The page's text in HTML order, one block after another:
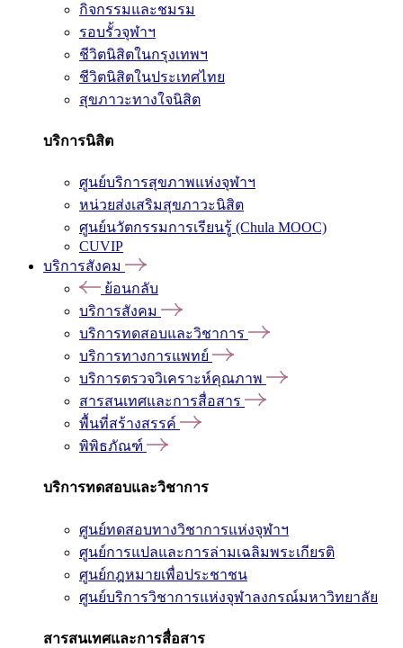
กิจกรรมและชมรม
รอบรั้วจุฬาฯ
ชีวิตนิสิตในกรุงเทพฯ
ชีวิตนิสิตในประเทศไทย
สุขภาวะทางใจนิสิต
บริการนิสิต
ศูนย์บริการสุขภาพแห่งจุฬาฯ
หน่วยส่งเสริมสุขภาวะนิสิต
ศูนย์นวัตกรรมการเรียนรู้ (Chula MOOC)
CUVIP
บริการสังคม
ย้อนกลับ
บริการสังคม
บริการทดสอบและวิชาการ
บริการทางการแพทย์
บริการตรวจวิเคราะห์คุณภาพ
สารสนเทศและการสื่อสาร
พื้นที่สร้างสรรค์
พิพิธภัณฑ์
บริการทดสอบและวิชาการ
ศูนย์ทดสอบทางวิชาการแห่งจุฬาฯ
ศูนย์การแปลและการล่ามเฉลิมพระเกียรติ
ศูนย์กฎหมายเพื่อประชาชน
ศูนย์บริการวิชาการแห่งจุฬาลงกรณ์มหาวิทยาลัย
สารสนเทศและการสื่อสาร